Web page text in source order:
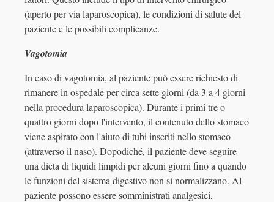
(aperto per via laparoscopica), le condizioni di salute del
paziente e le possibili complicanze.
Vagotomia
In caso di vagotomia, al paziente può essere richiesto di
rimanere in ospedale per circa sette giorni (da 3 a 4 giorni
nella procedura laparoscopica). Durante i primi tre o
quattro giorni dopo l'intervento, il contenuto dello stomaco
viene aspirato con l'aiuto di tubi inseriti nello stomaco
(attraverso il naso). Dopodiché, il paziente deve seguire
una dieta di liquidi limpidi per alcuni giorni fino a quando
le funzioni del sistema digestivo non si normalizzano. Al
paziente possono essere somministrati analgesici,